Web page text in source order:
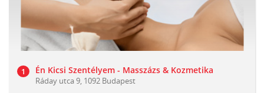
Én Kicsi Szentélyem - Masszázs & Kozmetika
Ráday utca 9, 1092 Budapest